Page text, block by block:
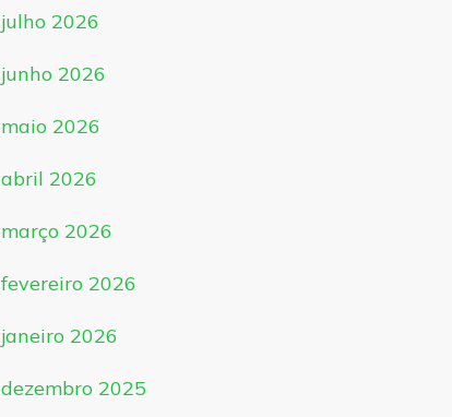
julho 2026
junho 2026
maio 2026
abril 2026
março 2026
fevereiro 2026
janeiro 2026
dezembro 2025